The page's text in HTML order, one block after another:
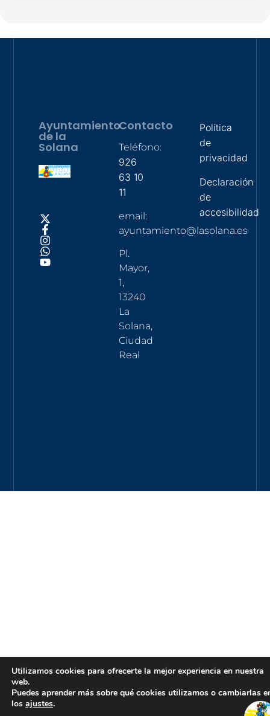
Ayuntamiento
de la
Solana
Contacto
Teléfono:
926
63 10
11
email:
ayuntamiento@lasolana.es
Pl.
Mayor,
1,
13240
La
Solana,
Ciudad
Real
Política
de
privacidad
Declaración
de
accesibilidad
Utilizamos cookies para ofrecerte la mejor experiencia en nuestra
web.
Puedes aprender más sobre qué cookies utilizamos o cambiarlas
los ajustes.